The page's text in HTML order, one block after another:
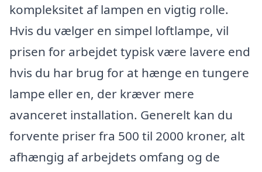
kompleksitet af lampen en vigtig rolle.
Hvis du vælger en simpel loftlampe, vil
prisen for arbejdet typisk være lavere end
hvis du har brug for at hænge en tungere
lampe eller en, der kræver mere
avanceret installation. Generelt kan du
forvente priser fra 500 til 2000 kroner, alt
afhængig af arbejdets omfang og de